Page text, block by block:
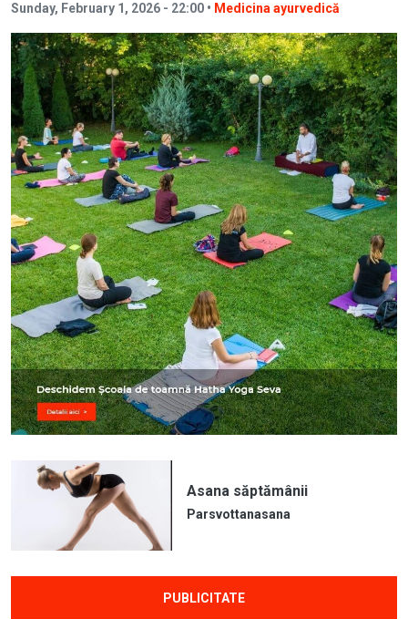
Sunday, February 1, 2026 - 22:00 • Medicina ayurvedică
Image
Asana săptămânii
Parsvottanasana
PUBLICITATE